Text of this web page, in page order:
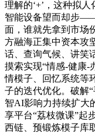
理解的‘+’，这种拟
智能设备望而却步
面，谁就先拿到市场
方融海正集中资本攻
话、查询气候、讲笑
摸索实现“情感-健康-
情模子、回忆系统等
子的迭代优化。破解
智AI影响力持续扩大
享平台“荔枝微课”起
西链、预锻炼模子库